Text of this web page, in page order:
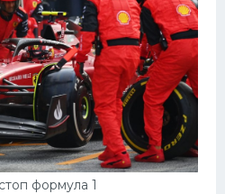
формула 1